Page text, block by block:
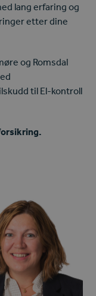
lang erfaring og
etter dine
og Romsdal
til El-kontroll